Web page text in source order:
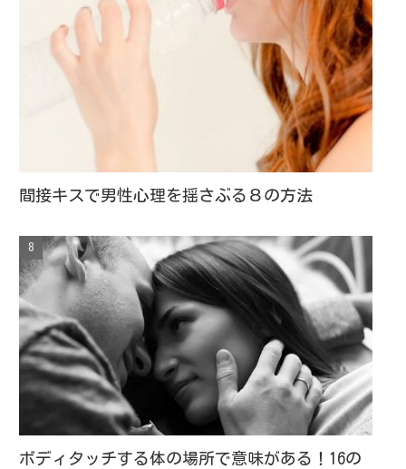
間接キスで男性心理を揺さぶる８の方法
ボディタッチする体の場所で意味がある！16の